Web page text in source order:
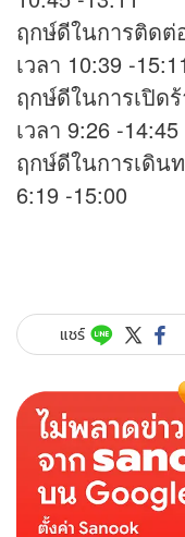
ฤกษ์ดีในการติดต่
เวลา 10:39 -15:11
ฤกษ์ดีในการเปิด
เวลา 9:26 -14:45
ฤกษ์ดีในการเดิน
6:19 -15:00
แชร์